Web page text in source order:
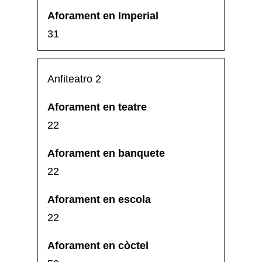
31
Anfiteatro 2
22
22
22